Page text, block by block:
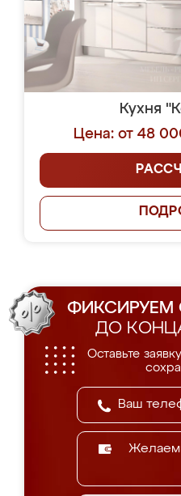
Кухня
Цена: от 48
ФИКСИРУЕМ
ДО
Оставьте